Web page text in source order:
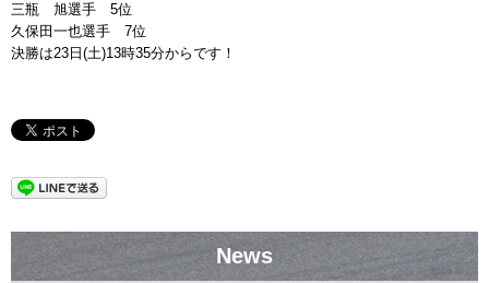
三瓶 旭選手 5位
久保田一也選手 7位
決勝は23日(土)13時35分からです！
News